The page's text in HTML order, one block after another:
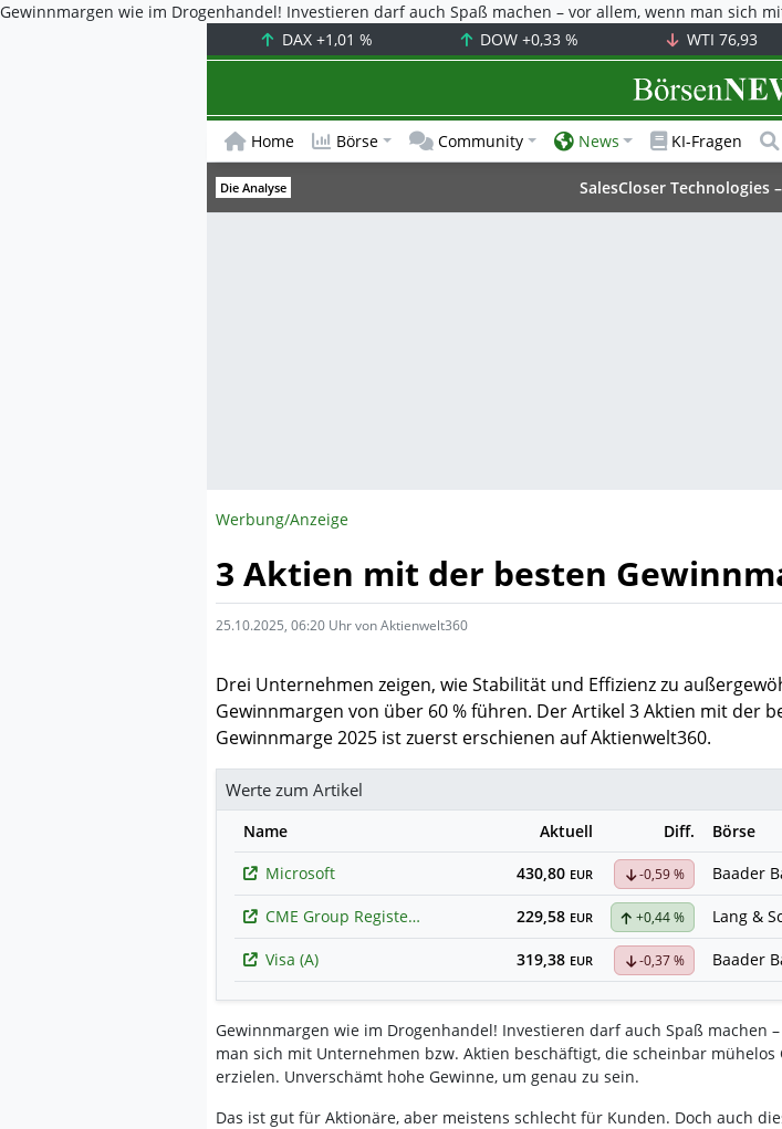
Gewinnmargen wie im Drogenhandel! Investieren darf auch Spaß machen – vor allem, wenn man sich
DAX +1,01 % DOW+0,33 % WTI 76,93
BörsenNEWS.de
Home Börse Community News KI-Fragen
Die Analyse SalesCloser Technologies
Werbung/Anzeige
3 Aktien mit der besten
25.10.2025, 06:20 Uhr von Aktienwelt360
Drei Unternehmen zeigen, wie Stabilität und Effizienz zu
Gewinnmargen von über 60 % führen. Der Artikel 3 Aktien mit der
Gewinnmarge 2025 ist zuerst erschienen auf Aktienwelt360.
Werte zum Artikel
Name Aktuell Diff.
Börse
Microsoft
430,80 EUR -0,59 % Baader
CME Group Registered (A)
229,58 EUR +0,44 % Lang &
Visa (A)
319,38 EUR -0,37 % Baader
Gewinnmargen wie im Drogenhandel! Investieren darf auch Spaß machen
man sich mit Unternehmen bzw. Aktien beschäftigt, die scheinbar mühelos
erzielen. Unverschämt hohe Gewinne, um genau zu sein.
Das ist gut für Aktionäre, aber meistens schlecht für Kunden. Doch auch